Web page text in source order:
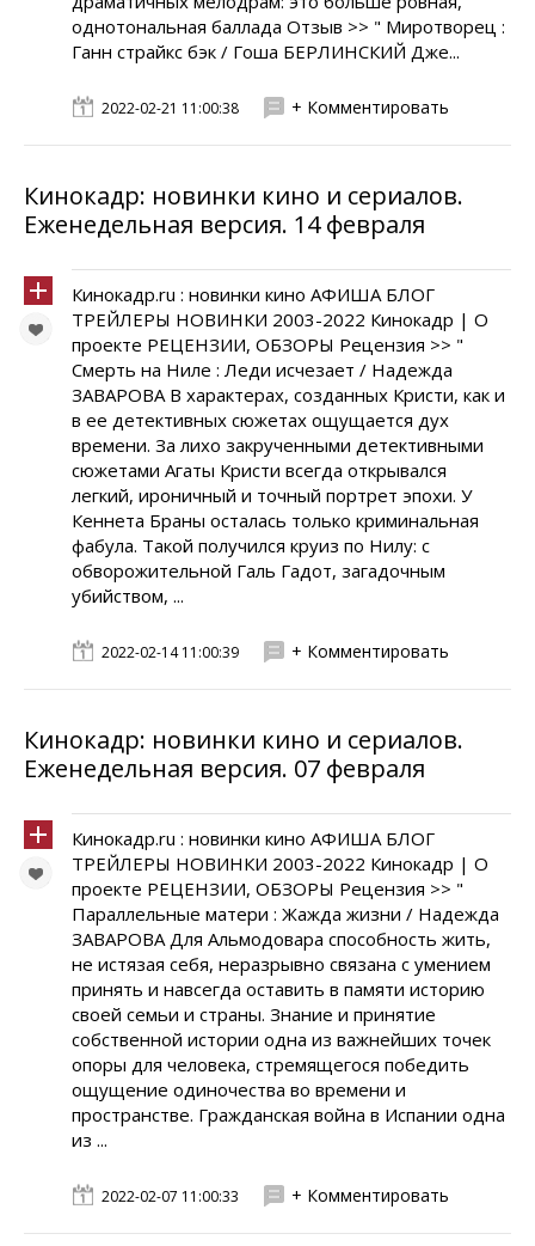
однотональная баллада Отзыв >> " Миротворец :
Ганн страйкс бэк / Гоша БЕРЛИНСКИЙ Дже...
2022-02-21 11:00:38 + Комментировать
Кинокадр: новинки кино и сериалов.
Еженедельная версия. 14 февраля
Кинокадр.ru : новинки кино АФИША БЛОГ
ТРЕЙЛЕРЫ НОВИНКИ 2003-2022 Кинокадр | О
проекте РЕЦЕНЗИИ, ОБЗОРЫ Рецензия >> "
Смерть на Ниле : Леди исчезает / Надежда
ЗАВАРОВА В характерах, созданных Кристи, как и
в ее детективных сюжетах ощущается дух
времени. За лихо закрученными детективными
сюжетами Агаты Кристи всегда открывался
легкий, ироничный и точный портрет эпохи. У
Кеннета Браны осталась только криминальная
фабула. Такой получился круиз по Нилу: с
обворожительной Галь Гадот, загадочным
убийством, ...
2022-02-14 11:00:39 + Комментировать
Кинокадр: новинки кино и сериалов.
Еженедельная версия. 07 февраля
Кинокадр.ru : новинки кино АФИША БЛОГ
ТРЕЙЛЕРЫ НОВИНКИ 2003-2022 Кинокадр | О
проекте РЕЦЕНЗИИ, ОБЗОРЫ Рецензия >> "
Параллельные матери : Жажда жизни / Надежда
ЗАВАРОВА Для Альмодовара способность жить,
не истязая себя, неразрывно связана с умением
принять и навсегда оставить в памяти историю
своей семьи и страны. Знание и принятие
собственной истории одна из важнейших точек
опоры для человека, стремящегося победить
ощущение одиночества во времени и
пространстве. Гражданская война в Испании одна
из ...
2022-02-07 11:00:33 + Комментировать